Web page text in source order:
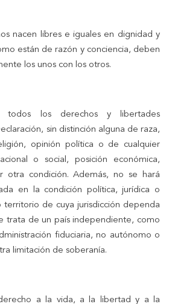
nacen libres e iguales en dignidad y
están de razón y conciencia, deben
los unos con los otros.
todos los derechos y libertades
sin distinción alguna de raza,
opinión política o de cualquier
o social, posición económica,
otra condición. Además, no se hará
en la condición política, jurídica o
territorio de cuya jurisdicción dependa
trata de un país independiente, como
fiduciaria, no autónomo o
limitación de soberanía.
a la vida, a la libertad y a la